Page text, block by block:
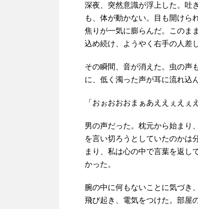
深夜、突然意識が浮上した。吐
も、体が動かない。目も開けら
焦りが一気に膨らんだ。このま
込め続け、ようやく右手の人差
その瞬間、音が消えた。虫の声
に、低く濁った声が耳に流れ込
「おぉおおおまぁあええぇえ
男の声だった。枕元から始まり
を言い切ろうとしていたのかは
まり、私は心の中で言葉を返し
かった。
腕の中に何もないことに気づき
飛び起き、電気をつけた。部屋